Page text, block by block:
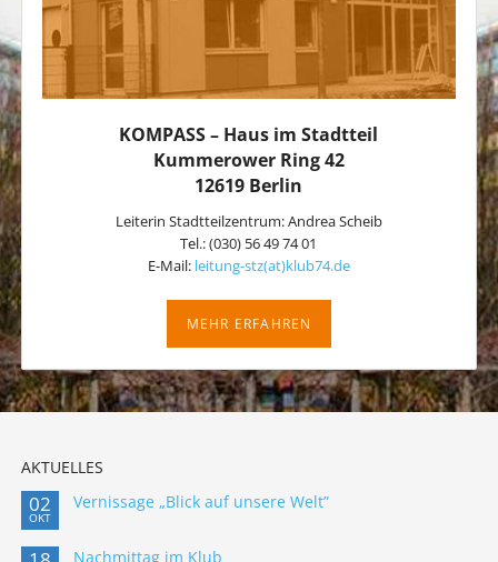
KOMPASS – Haus im Stadtteil
Kummerower Ring 42
12619 Berlin
Leiterin Stadtteilzentrum: Andrea Scheib
Tel.: (030) 56 49 74 01
E-Mail: leitung-stz(at)klub74.de
MEHR ERFAHREN
AKTUELLES
02
OKT
Vernissage „Blick auf unsere Welt”
Nachmittag im Klub